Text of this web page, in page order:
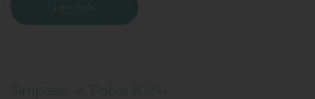
Leer más
Simposio «A Pobra 2024»